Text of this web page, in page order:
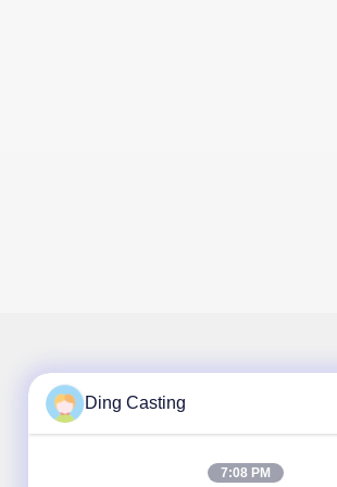
Nuestro boletín
Suscríbete a nuestro boletín para
Ding Casting
7:08 PM